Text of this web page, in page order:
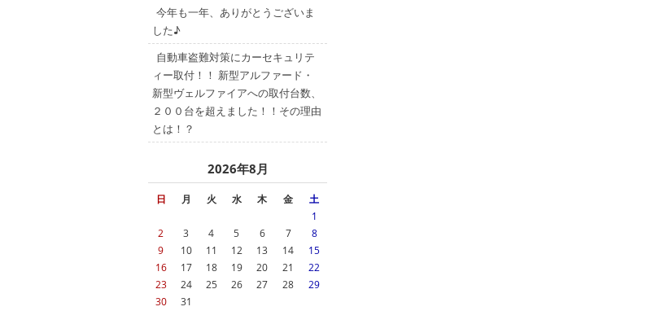
今年も一年、ありがとうございま
した♪
自動車盗難対策にカーセキュリテ
ィー取付！！ 新型アルファード・
新型ヴェルファイアへの取付台数、
２００台を超えました！！その理由
とは！？
2026年8月
日 月 火 水 木 金 土
1
2
3 4 5 6 7
8
9
10 11 12 13 14
15
16
17 18 19 20 21
22
23
24 25 26 27 28
29
30
31